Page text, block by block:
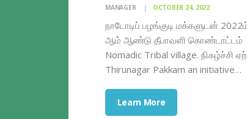
MANAGER OCTOBER 24, 2022
நாடோடிப் பழங்குடி மக்களுடன்
ஆம் ஆண்டு தீபாவளி கொண்டாட்டம்
Nomadic Tribal village. நிகழ்ச்சி
Thirunagar Pakkam an initiative…
Learn More